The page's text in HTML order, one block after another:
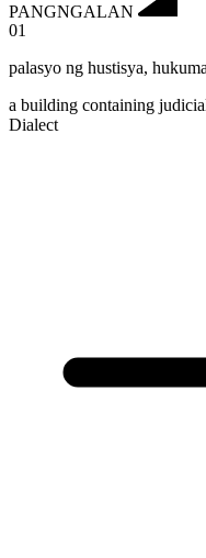
PANGNGALAN
01
palasyo ng hustisya,
a building containing
Dialect